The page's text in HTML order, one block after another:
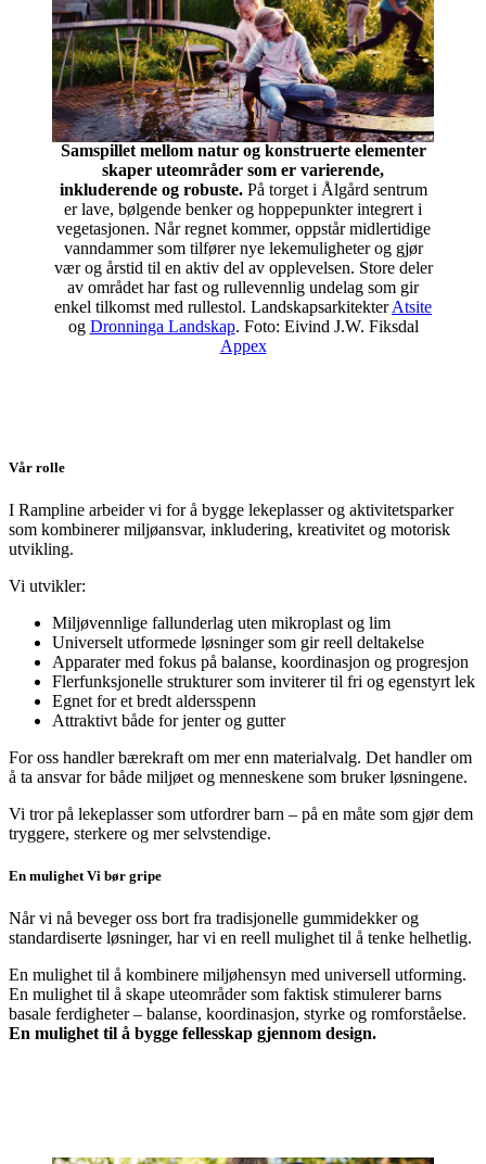
Samspillet mellom natur og konstruerte elementer
skaper uteområder som er varierende,
inkluderende og robuste. På torget i Ålgård sentrum
er lave, bølgende benker og hoppepunkter integrert i
vegetasjonen. Når regnet kommer, oppstår midlertidige
vanndammer som tilfører nye lekemuligheter og gjør
vær og årstid til en aktiv del av opplevelsen. Store deler
av området har fast og rullevennlig undelag som gir
enkel tilkomst med rullestol. LandskapsarkitekterAtsite
og Dronninga Landskap. Foto: Eivind J.W. Fiksdal
Appex
Vår rolle
I Rampline arbeider vi for å bygge lekeplasser og aktivitetsparker
som kombinerer miljøansvar, inkludering, kreativitet og motorisk
utvikling.
Vi utvikler:
Miljøvennlige fallunderlag uten mikroplast og lim
Universelt utformede løsninger som gir reell deltakelse
Apparater med fokus på balanse, koordinasjon og progresjon
Flerfunksjonelle strukturer som inviterer til fri og egenstyrt lek
Egnet for et bredt aldersspenn
Attraktivt både for jenter og gutter
For oss handler bærekraft om mer enn materialvalg. Det handler om
å ta ansvar for både miljøet og menneskene som bruker løsningene.
Vi tror på lekeplasser som utfordrer barn – på en måte som gjør dem
tryggere, sterkere og mer selvstendige.
En mulighet Vi bør gripe
Når vi nå beveger oss bort fra tradisjonelle gummidekker og
standardiserte løsninger, har vi en reell mulighet til å tenke helhetlig.
En mulighet til å kombinere miljøhensyn med universell utforming.
En mulighet til å skape uteområder som faktisk stimulerer barns
basale ferdigheter – balanse, koordinasjon, styrke og romforståelse.
En mulighet til å bygge fellesskap gjennom design.